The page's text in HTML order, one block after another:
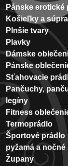
Pánske erotické
Košieľky a
Plnšie tvary
Plavky
Dámske
Pánske
Sťahovacie
Pančuchy,
legíny
Fitness
Termoprádlo
Športové prádlo
pyžamá a
Župany